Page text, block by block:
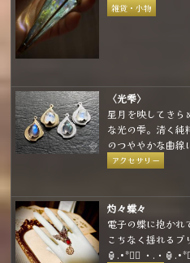
雑貨・小物
〈光雫〉
星月を映してきら
な光の雫。清く純粋な
のつややかな曲線
イトとレインボー
ーチから選べて
きます。
アクセサリー
灼々蝶々
電子の蝶に抱かれて偽りの
こちなく揺れるブリキの羽根
🏮.•*❤️‍🔥 ・.・